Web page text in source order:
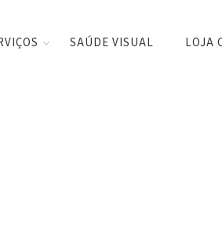
SAÚDE VISUAL LOJA